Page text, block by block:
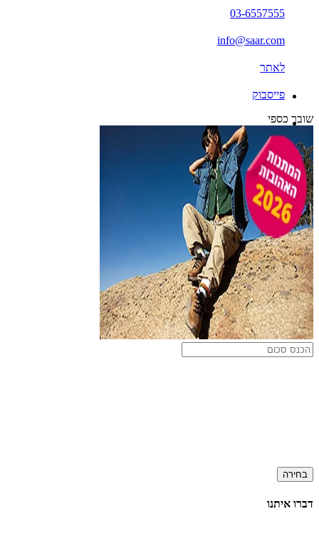
03-6557555
info@saar.com
לאתר
פייסבוק
שובר כספי
בחירה
דברו איתנו